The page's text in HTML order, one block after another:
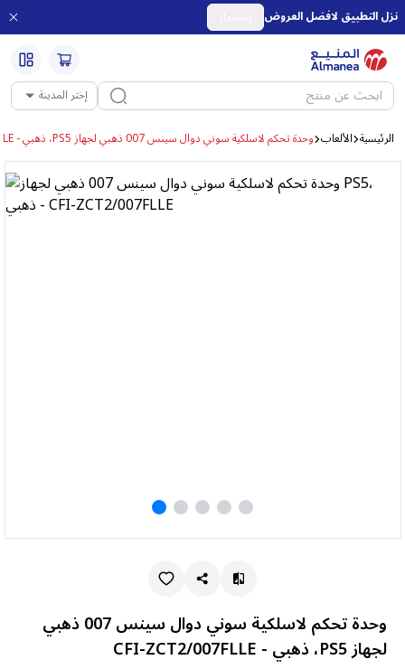
نزل التطبيق لافضل العروض
إختر المدينة
الرئيسية الألعاب وحدة تحكم لاسلكية سوني دوال سينس 007 ذهبي لجهاز PS5، ذهبي - CFI-ZCT2/007FLLE
وحدة تحكم لاسلكية سوني دوال سينس 007 ذهبي
لجهاز PS5، ذهبي - CFI-ZCT2/007FLLE